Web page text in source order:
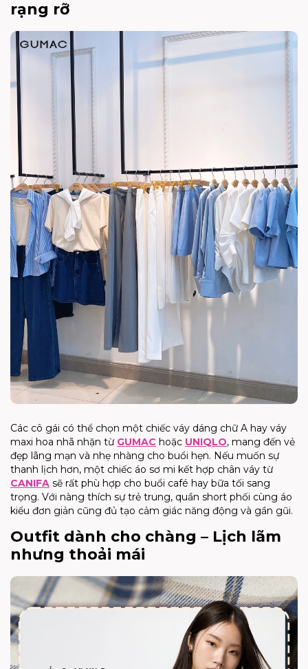
rạng rỡ
Các cô gái có thể chọn một chiếc váy dáng chữ A hay váy
maxi hoa nhã nhặn từ GUMAC hoặc UNIQLO, mang đến vẻ
đẹp lãng mạn và nhẹ nhàng cho buổi hẹn. Nếu muốn sự
thanh lịch hơn, một chiếc áo sơ mi kết hợp chân váy từ
CANIFA sẽ rất phù hợp cho buổi café hay bữa tối sang
trọng. Với nàng thích sự trẻ trung, quần short phối cùng áo
kiểu đơn giản cũng đủ tạo cảm giác năng động và gần gũi.
Outfit dành cho chàng – Lịch lãm
nhưng thoải mái